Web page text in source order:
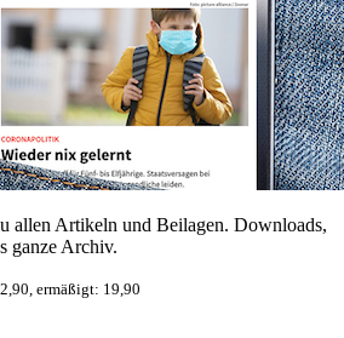
allen Artikeln und Beilagen. Downloads,
ganze Archiv.
ermäßigt: 19,90